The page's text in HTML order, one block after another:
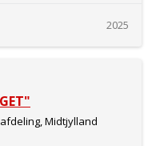
2025
Midtjylland